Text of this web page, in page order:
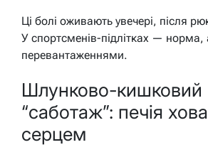
Ці болі оживають увечері, після
У спортсменів-підлітках — норма,
перевантаженнями.
Шлунково-кишковий
“саботаж”: печія
серцем